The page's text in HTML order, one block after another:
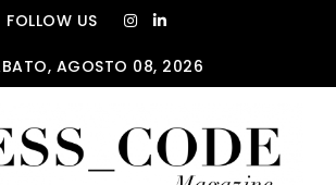
FOLLOW US
AGOSTO 08, 2026